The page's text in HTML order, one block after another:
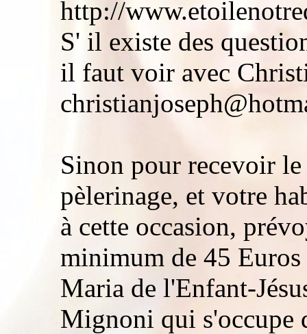
http://
S' il existe des
il faut voir avec
Sinon pour recevoir
pèlerinage, et votre
à cette occasion,
minimum de 45
Maria de l'Enfant-
Mignoni qui s'occupe